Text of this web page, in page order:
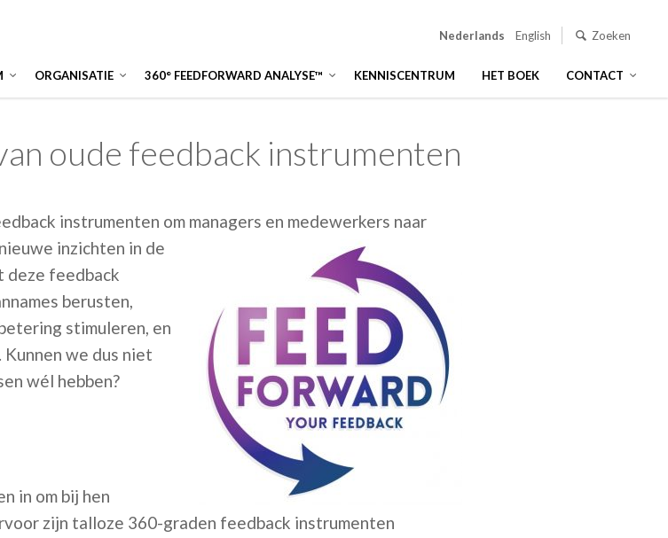
Nederlands English Zoeken
ORGANISATIE 360° FEEDFORWARD ANALYSE™ KENNISCENTRUM HET BOEK CONTACT
oude feedback instrumenten
instrumenten om managers en medewerkers naar
inzichten in de
deze feedback
berusten,
stimuleren, en
we dus niet
wél hebben?
in om bij hen
zijn talloze 360-graden feedback instrumenten